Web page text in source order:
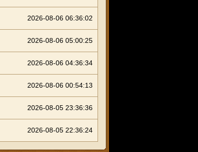
2026-08-06 06:36:02
2026-08-06 05:00:25
2026-08-06 04:36:34
2026-08-06 00:54:13
2026-08-05 23:36:36
2026-08-05 22:36:24